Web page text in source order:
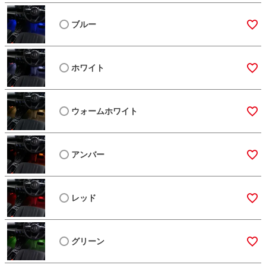
ブルー
ホワイト
ウォームホワイト
アンバー
レッド
グリーン